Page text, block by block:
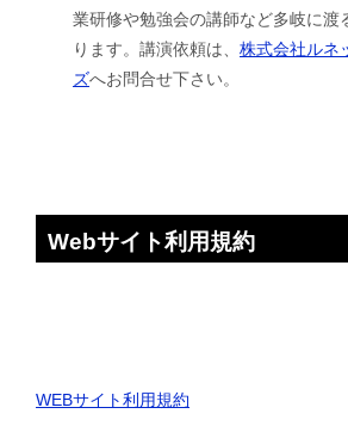
業研修や勉強会の講師など多岐に渡
ります。講演依頼は、株式会社ルネ
ズへお問合せ下さい。
Webサイト利用規約
WEBサイト利用規約